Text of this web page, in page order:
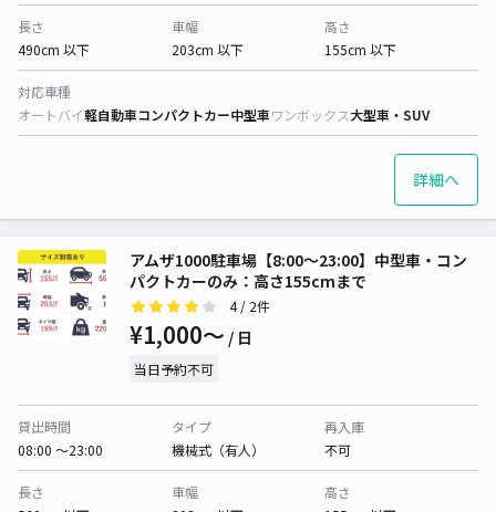
長さ
490cm 以下
車幅
203cm 以下
高さ
155cm 以下
対応車種
オートバイ軽自動車コンパクトカー中型車ワンボックス大型車・SUV
詳細へ
アムザ1000駐車場【8:00〜23:00】中型車・コン
パクトカーのみ：高さ155cmまで
4/ 2件
¥1,000〜 / 日
当日予約不可
貸出時間
08:00 〜23:00
タイプ
機械式（有人）
再入庫
不可
長さ
車幅
高さ